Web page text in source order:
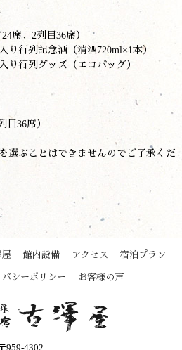
席、2列目36席）
列記念酒（清酒720ml×1本）
グッズ（エコバッグ）
36席）
ぶことはできませんのでご了承くだ
屋 館内設備 アクセス 宿泊プラン
バシーポリシー お客様の声
959-4302